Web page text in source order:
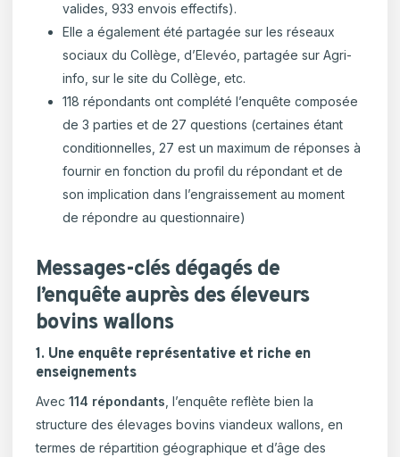
valides, 933 envois effectifs).
Elle a également été partagée sur les réseaux
sociaux du Collège, d’Elevéo, partagée sur Agri-
info, sur le site du Collège, etc.
118 répondants ont complété l’enquête composée
de 3 parties et de 27 questions (certaines étant
conditionnelles, 27 est un maximum de réponses à
fournir en fonction du profil du répondant et de
son implication dans l’engraissement au moment
de répondre au questionnaire)
Messages-clés dégagés de
l’enquête auprès des éleveurs
bovins wallons
1. Une enquête représentative et riche en
enseignements
Avec114 répondants, l’enquête reflète bien la
structure des élevages bovins viandeux wallons, en
termes de répartition géographique et d’âge des